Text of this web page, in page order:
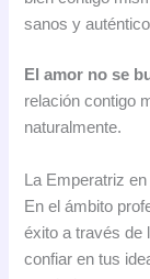
sanos y
El amor no se
relación contigo
naturalmente.
La Emperatriz
En el ámbito
éxito a través de
confiar en tus